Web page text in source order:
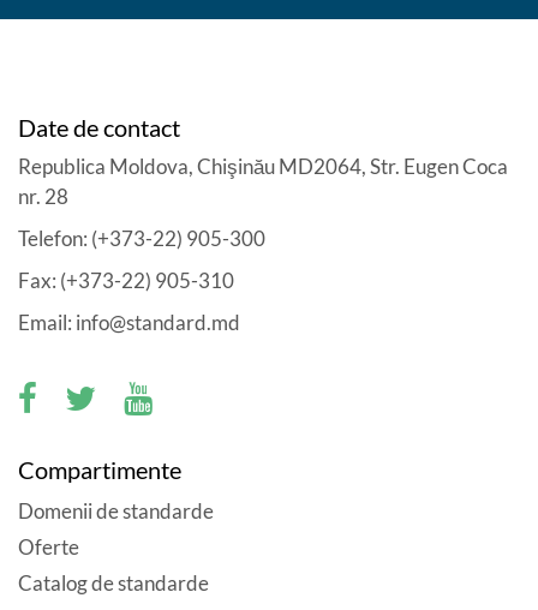
Date de contact
Republica Moldova, Chişinău MD2064, Str. Eugen Coca
nr. 28
Telefon: (+373-22) 905-300
Fax: (+373-22) 905-310
Email: info@standard.md
Compartimente
Domenii de standarde
Oferte
Catalog de standarde